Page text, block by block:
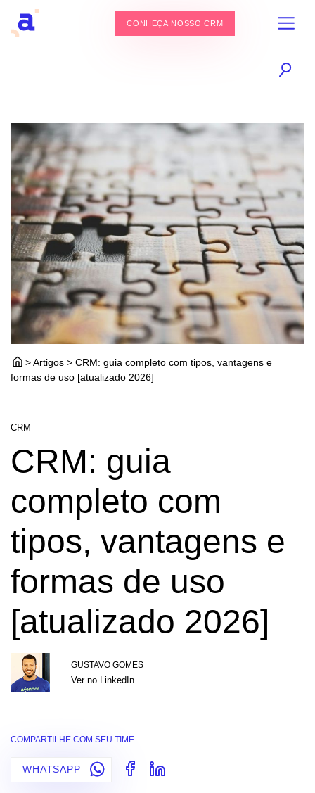
CONHEÇA NOSSO CRM
> Artigos > CRM: guia completo com tipos, vantagens e
formas de uso [atualizado 2026]
CRM
CRM: guia
completo com
tipos, vantagens e
formas de uso
[atualizado 2026]
GUSTAVO GOMES
Ver no LinkedIn
COMPARTILHE COM SEU TIME
WHATSAPP